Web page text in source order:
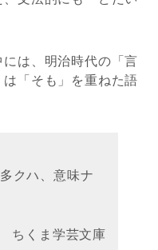
は、明治時代の「言
「そも」を重ねた語
クハ、意味ナ
ちくま学芸文庫